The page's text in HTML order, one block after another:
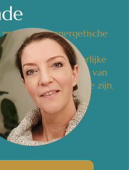
via energetische
terug naar innerlijke
en het leven van
bedoeld zijn te zijn.